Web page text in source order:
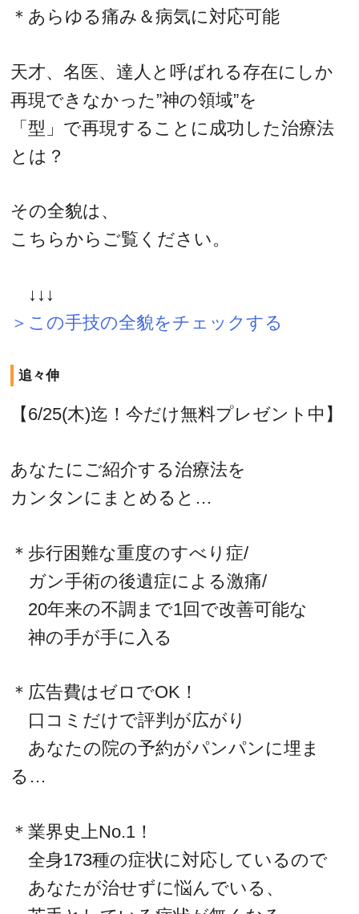
＊あらゆる痛み＆病気に対応可能
天才、名医、達人と呼ばれる存在にしか
再現できなかった”神の領域”を
「型」で再現することに成功した治療法
とは？
その全貌は、
こちらからご覧ください。
↓↓↓
＞この手技の全貌をチェックする
追々伸
【6/25(木)迄！今だけ無料プレゼント中】
あなたにご紹介する治療法を
カンタンにまとめると…
＊歩行困難な重度のすべり症/
ガン手術の後遺症による激痛/
20年来の不調まで1回で改善可能な
神の手が手に入る
＊広告費はゼロでOK！
口コミだけで評判が広がり
あなたの院の予約がパンパンに埋ま
る…
＊業界史上No.1！
全身173種の症状に対応しているので
あなたが治せずに悩んでいる、